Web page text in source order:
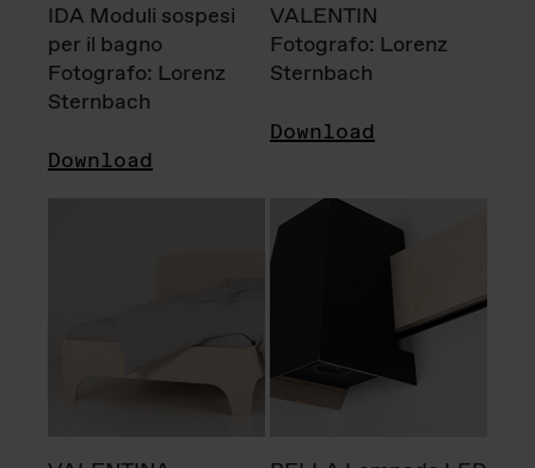
IDA Moduli sospesi
per il bagno
Fotografo: Lorenz
Sternbach
Download
VALENTIN
Fotografo: Lorenz
Sternbach
Download